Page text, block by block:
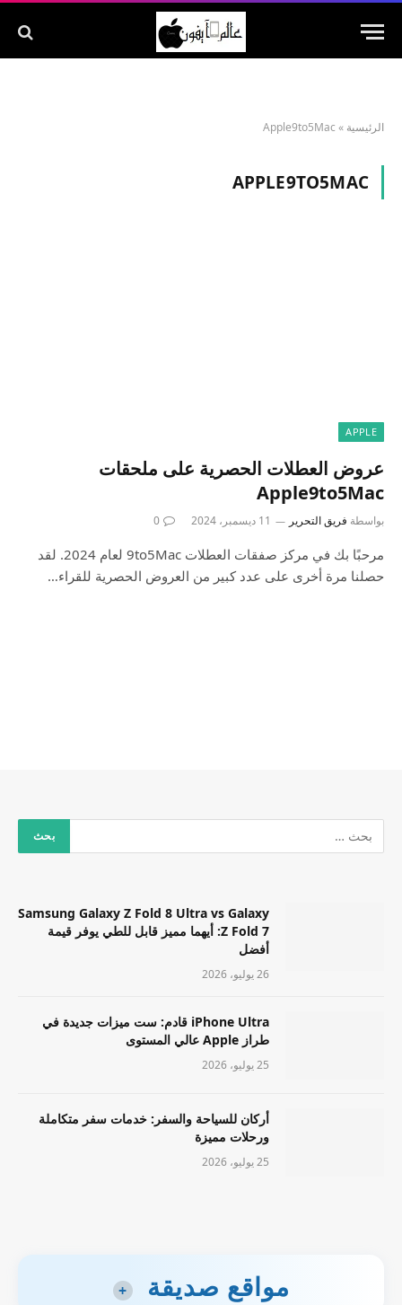
الرئيسية »
Apple9to5Mac
APPLE9TO5MAC
APPLE
عروض العطلات الحصرية على ملحقات
Apple9to5Mac
بواسطة فريق التحرير 11 ديسمبر، 2024 0
مرحبًا بك في مركز صفقات العطلات 9to5Mac لعام 2024. لقد
حصلنا مرة أخرى على عدد كبير من العروض الحصرية للقراء…
Samsung Galaxy Z Fold 8 Ultra vs Galaxy
Z Fold 7: أيهما مميز قابل للطي يوفر قيمة
أفضل
26 يوليو، 2026
iPhone Ultra قادم: ست ميزات جديدة في
طراز Apple عالي المستوى
25 يوليو، 2026
أركان للسياحة والسفر: خدمات سفر متكاملة
ورحلات مميزة
25 يوليو، 2026
مواقع صديقة +